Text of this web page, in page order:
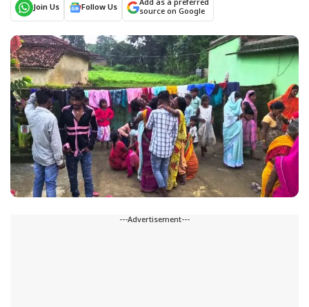
Join Us
Follow Us
Add as a preferred
source on Google
---Advertisement---